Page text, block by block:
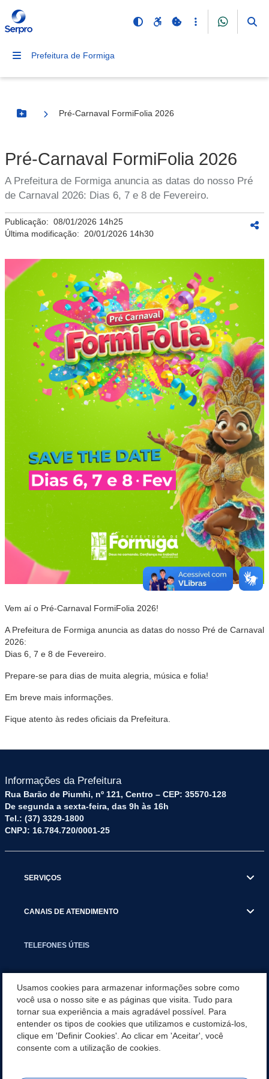
Prefeitura de Formiga
Botão Menu
Pré-Carnaval FormiFolia 2026
Pré-Carnaval FormiFolia 2026
A Prefeitura de Formiga anuncia as datas do nosso Pré
de Carnaval 2026: Dias 6, 7 e 8 de Fevereiro.
Publicação: 08/01/2026 14h25
Última modificação: 20/01/2026 14h30
Vem aí o Pré-Carnaval FormiFolia 2026!
A Prefeitura de Formiga anuncia as datas do nosso Pré de Carnaval
2026:
Dias 6, 7 e 8 de Fevereiro.
Prepare-se para dias de muita alegria, música e folia!
Em breve mais informações.
Fique atento às redes oficiais da Prefeitura.
Informações da Prefeitura
Rua Barão de Piumhi, nº 121, Centro – CEP: 35570-128
De segunda a sexta-feira, das 9h às 16h
Tel.: (37) 3329-1800
CNPJ: 16.784.720/0001-25
SERVIÇOS
CANAIS DE ATENDIMENTO
TELEFONES ÚTEIS
NOTÍCIAS
APLICATIVO
Usamos cookies para armazenar informações sobre como
você usa o nosso site e as páginas que visita. Tudo para
tornar sua experiência a mais agradável possível. Para
entender os tipos de cookies que utilizamos e customizá-los,
clique em 'Definir Cookies'. Ao clicar em 'Aceitar', você
consente com a utilização de cookies.